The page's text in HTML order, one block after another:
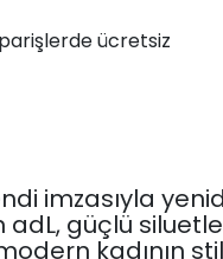
ücretsiz
imzasıyla
güçlü
kadının